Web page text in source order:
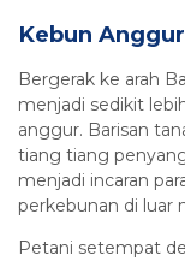
Kebun
Bergerak ke arah
menjadi sedikit
anggur. Barisan
tiang tiang
menjadi incaran
perkebunan di luar
Petani setempat